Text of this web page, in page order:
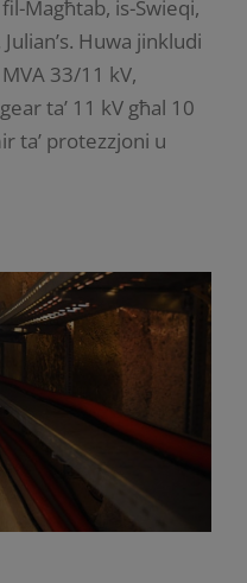
Magħtab, is-Swieqi,
Huwa jinkludi
33/11 kV,
ta’ 11 kV għal 10
ta’ protezzjoni u